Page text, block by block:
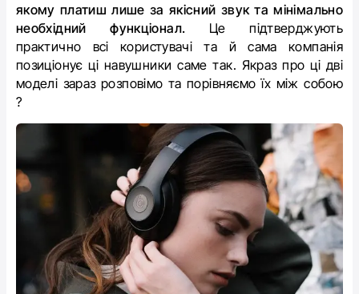
якому платиш лише за якісний звук та мінімально
необхідний функціонал. Це підтверджують
практично всі користувачі та й сама компанія
позиціонує ці навушники саме так. Якраз про ці дві
моделі зараз розповімо та порівняємо їх між собою
?